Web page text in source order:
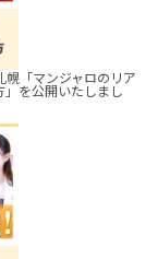
「マンジャロのリア
を公開いたしまし